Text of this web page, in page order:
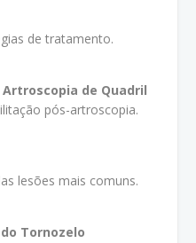
de tratamento.
de Quadril
pós-artroscopia.
lesões mais comuns.
Tornozelo